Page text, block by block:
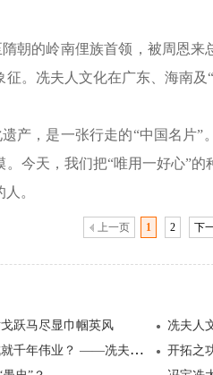
朝的岭南俚族首领，被周恩来
征。冼夫人文化在广东、海南及
产，是一张行走的“中国名片”
。今天，我们把“唯用一好心”的
。
上一页 1 2 下
跃马尽显巾帼英风 冼夫人
冼夫人如何打破性别桎梏成就千年伟业？ ——冼夫人威震岭南名垂千古的历史背景
开拓之